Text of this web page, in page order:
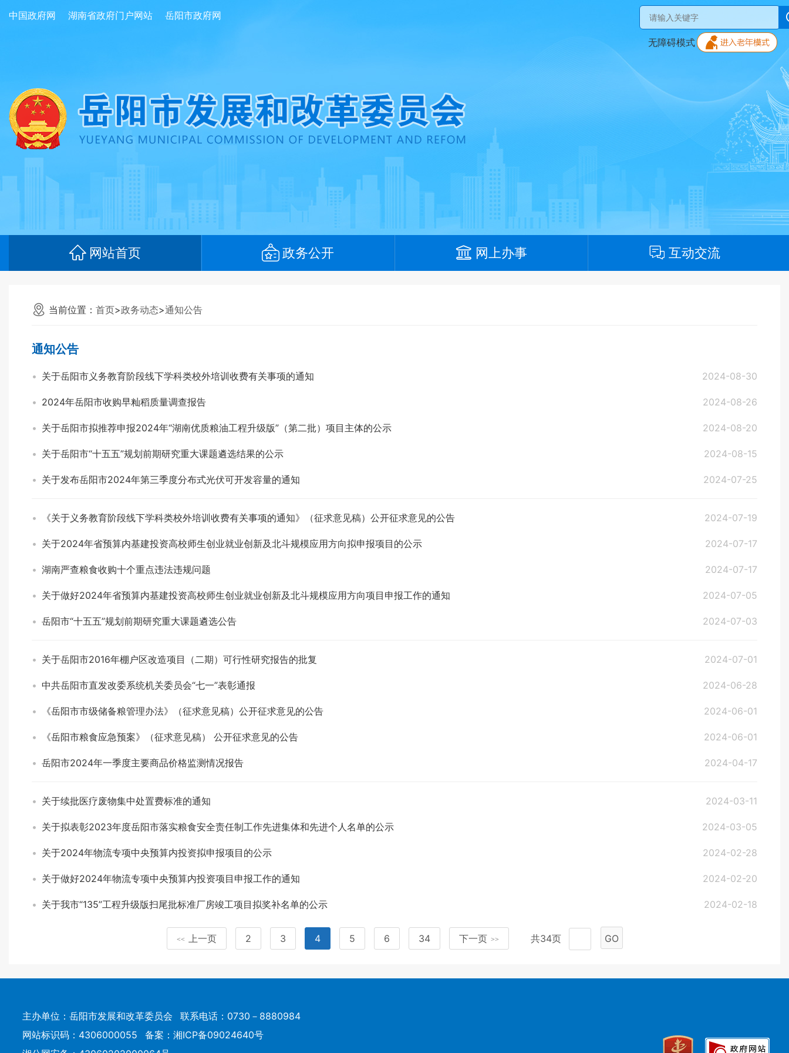
中国政府网 湖南省政府门户网站 岳阳市政府网
无障碍模式
网站首页 政务公开 网上办事 互动交流
当前位置： 首页>政务动态>通知公告
通知公告
关于岳阳市义务教育阶段线下学科类校外培训收费有关事项的通知 2024-08-30
2024年岳阳市收购早籼稻质量调查报告 2024-08-26
关于岳阳市拟推荐申报2024年“湖南优质粮油工程升级版”（第二批）项目主体的公示 2024-08-20
关于岳阳市“十五五”规划前期研究重大课题遴选结果的公示 2024-08-15
关于发布岳阳市2024年第三季度分布式光伏可开发容量的通知 2024-07-25
《关于义务教育阶段线下学科类校外培训收费有关事项的通知》（征求意见稿）公开征求意见的公告 2024-07-19
关于2024年省预算内基建投资高校师生创业就业创新及北斗规模应用方向拟申报项目的公示 2024-07-17
湖南严查粮食收购十个重点违法违规问题 2024-07-17
关于做好2024年省预算内基建投资高校师生创业就业创新及北斗规模应用方向项目申报工作的通知 2024-07-05
岳阳市“十五五”规划前期研究重大课题遴选公告 2024-07-03
关于岳阳市2016年棚户区改造项目（二期）可行性研究报告的批复 2024-07-01
中共岳阳市直发改委系统机关委员会“七一”表彰通报 2024-06-28
《岳阳市市级储备粮管理办法》（征求意见稿）公开征求意见的公告 2024-06-01
《岳阳市粮食应急预案》（征求意见稿） 公开征求意见的公告 2024-06-01
岳阳市2024年一季度主要商品价格监测情况报告 2024-04-17
关于续批医疗废物集中处置费标准的通知 2024-03-11
关于拟表彰2023年度岳阳市落实粮食安全责任制工作先进集体和先进个人名单的公示 2024-03-05
关于2024年物流专项中央预算内投资拟申报项目的公示 2024-02-28
关于做好2024年物流专项中央预算内投资项目申报工作的通知 2024-02-20
关于我市“135”工程升级版扫尾批标准厂房竣工项目拟奖补名单的公示 2024-02-18
<< 上一页 2 3 4 5 6 34 下一页 >> 共34页 GO
主办单位：岳阳市发展和改革委员会
联系电话：0730－8880984
网站标识码：4306000055
备案： 湘ICP备09024640号